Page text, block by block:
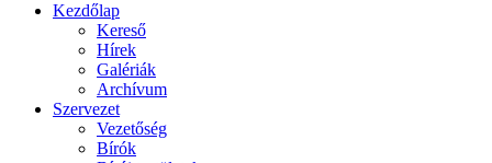
Kezdőlap
Kereső
Hírek
Galériák
Archívum
Szervezet
Vezetőség
Bírók